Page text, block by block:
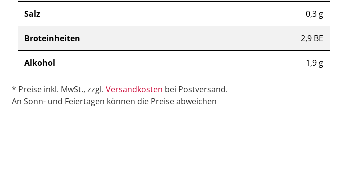
Salz 0,3 g
Broteinheiten 2,9 BE
Alkohol 1,9 g
* Preise inkl. MwSt., zzgl. Versandkosten bei Postversand.
An Sonn- und Feiertagen können die Preise abweichen